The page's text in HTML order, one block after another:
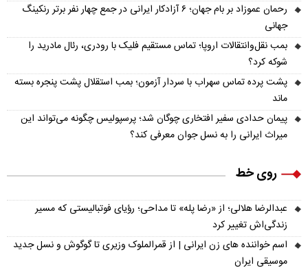
رحمان عموزاد بر بام جهان؛ ۶ آزادکار ایرانی در جمع چهار نفر برتر رنکینگ
جهانی
بمب نقل‌وانتقالات اروپا؛ تماس مستقیم فلیک با رودری، رئال مادرید را
شوکه کرد؟
پشت پرده تماس سهراب با سردار آزمون؛ بمب استقلال پشت پنجره بسته
ماند
پیمان حدادی سفیر افتخاری چوگان شد؛ پرسپولیس چگونه می‌تواند این
میراث ایرانی را به نسل جوان معرفی کند؟
روی خط
عبدالرضا هلالی؛ از «رضا پله» تا مداحی؛ رؤیای فوتبالیستی که مسیر
زندگی‌اش تغییر کرد
اسم خواننده های زن ایرانی | از قمرالملوک وزیری تا گوگوش و نسل جدید
موسیقی ایران